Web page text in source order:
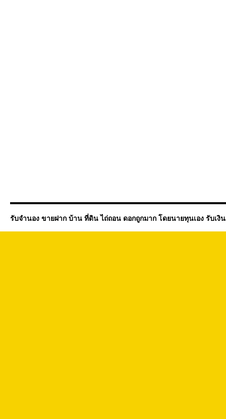
รับจำนอง ขายฝาก บ้าน ที่ดิน ไถ่ถอน ดอกถูกมาก โดยนายทุนเอง รับเงิ